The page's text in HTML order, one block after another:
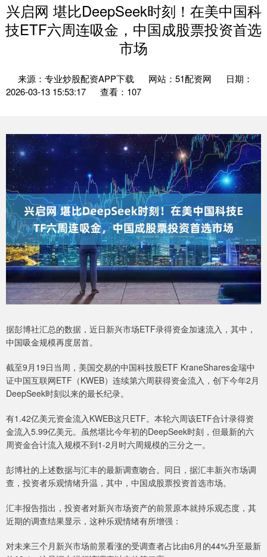
兴启网 堪比DeepSeek时刻！在美中国科
技ETF六周连吸金，中国成股票投资首选
市场
来源：专业炒股配资APP下载 网站：51配资网
日期：
2026-03-13 15:53:17
查看：107
据彭博社汇总的数据，近日新兴市场ETF录得资金加速流入，其中，
中国吸金规模再度居首。
截至9月19日当周，美国交易的中国科技股ETF KraneShares金瑞中
证中国互联网ETF（KWEB）连续第六周获得资金流入，创下今年2月
DeepSeek时刻以来的最长纪录。
有1.42亿美元资金流入KWEB这只ETF。本轮六周该ETF合计录得资
金流入5.99亿美元。虽然堪比今年初的DeepSeek时刻，但最新的六
周资金合计流入规模不到1-2月时六周规模的三分之一。
彭博社的上述数据与汇丰的最新调查吻合。同日，据汇丰新兴市场调
查，投资者乐观情绪升温，其中，中国成股票投资首选市场。
汇丰报告指出，投资者对新兴市场资产的前景原本就持乐观态度，其
近期的调查结果显示，这种乐观情绪有所增强：
对未来三个月新兴市场前景看涨的受调查者占比由6月的44%升至最新